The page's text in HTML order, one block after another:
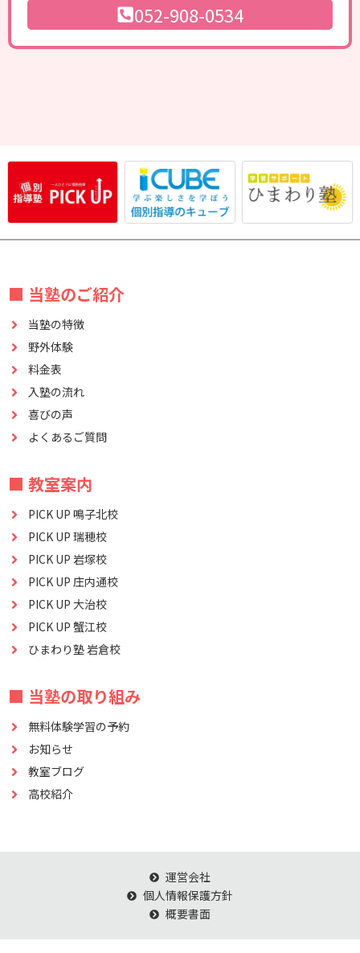
052-908-0534
■ 当塾のご紹介
当塾の特徴
野外体験
料金表
入塾の流れ
喜びの声
よくあるご質問
■ 教室案内
PICK UP 鳴子北校
PICK UP 瑞穂校
PICK UP 岩塚校
PICK UP 庄内通校
PICK UP 大治校
PICK UP 蟹江校
ひまわり塾 岩倉校
■ 当塾の取り組み
無料体験学習の予約
お知らせ
教室ブログ
高校紹介
運営会社
個人情報保護方針
概要書面